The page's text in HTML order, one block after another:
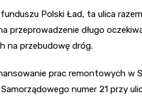
Polski Ład, ta ulica
przeprowadzenie długo
na przebudowę dróg.
prac remontowych w
numer 21 przy